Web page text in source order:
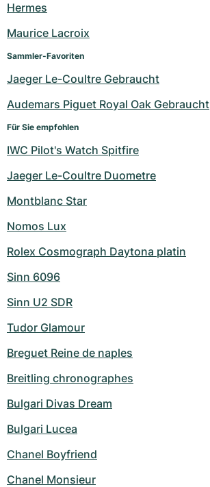
Hermes
Maurice Lacroix
Sammler-Favoriten
Jaeger Le-Coultre Gebraucht
Audemars Piguet Royal Oak Gebraucht
Für Sie empfohlen
IWC Pilot's Watch Spitfire
Jaeger Le-Coultre Duometre
Montblanc Star
Nomos Lux
Rolex Cosmograph Daytona platin
Sinn 6096
Sinn U2 SDR
Tudor Glamour
Breguet Reine de naples
Breitling chronographes
Bulgari Divas Dream
Bulgari Lucea
Chanel Boyfriend
Chanel Monsieur